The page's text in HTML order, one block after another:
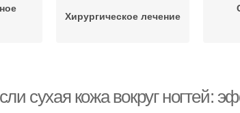
Хирургическое лечение
лечение
сухая кожа вокруг ногтей: